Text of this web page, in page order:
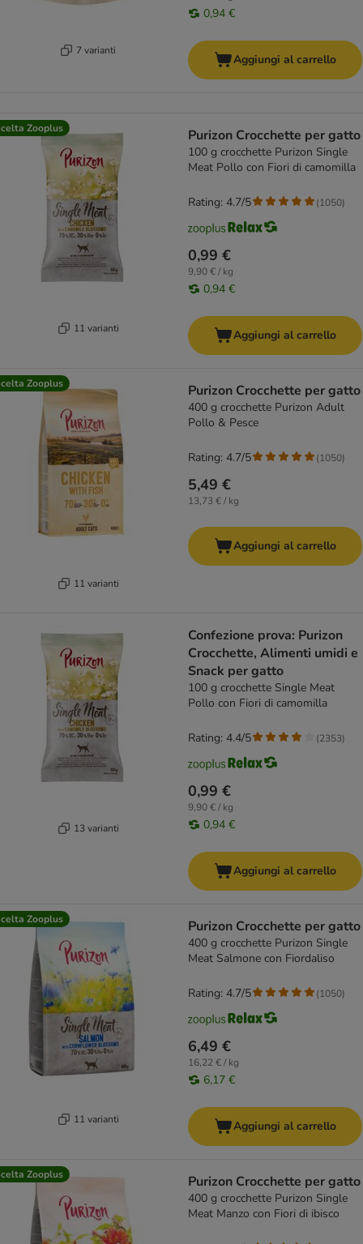
7 varianti
0,94 €
Aggiungi al carrello
Zooplus
11 varianti
Purizon Crocchette per gatto
100 g crocchette Purizon Single
Meat Pollo con Fiori di camomilla
0,99 €
9,90 € / kg
0,94 €
Rating: 4.7/5 (1050)
Aggiungi al carrello
Zooplus
11 varianti
Purizon Crocchette per gatto
400 g crocchette Purizon Adult
Pollo & Pesce
5,49 €
13,73 € / kg
Rating: 4.7/5 (1050)
Aggiungi al carrello
13 varianti
Confezione prova: Purizon
Crocchette, Alimenti umidi e
Snack per gatto
100 g crocchette Single Meat
Pollo con Fiori di camomilla
0,99 €
9,90 € / kg
0,94 €
Rating: 4.4/5 (2353)
Aggiungi al carrello
Zooplus
11 varianti
Purizon Crocchette per gatto
400 g crocchette Purizon Single
Meat Salmone con Fiordaliso
6,49 €
16,22 € / kg
6,17 €
Rating: 4.7/5 (1050)
Aggiungi al carrello
Zooplus Purizon Crocchette per gatto
400 g crocchette Purizon Single
Meat Manzo con Fiori di ibisco